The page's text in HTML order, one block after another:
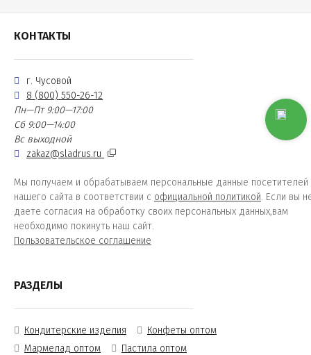
КОНТАКТЫ
г. Чусовой
8 (800) 550-26-12
Пн—Пт 9:00—17:00
Сб 9:00—14:00
Вс выходной
zakaz@sladrus.ru
Мы получаем и обрабатываем персональные данные посетителей
нашего сайта в соответствии с официальной политикой. Если вы
даете согласия на обработку своих персональных данных,вам
необходимо покинуть наш сайт.
Пользовательское соглашение
РАЗДЕЛЫ
Кондитерские изделия
Конфеты оптом
Мармелад оптом
Пастила оптом